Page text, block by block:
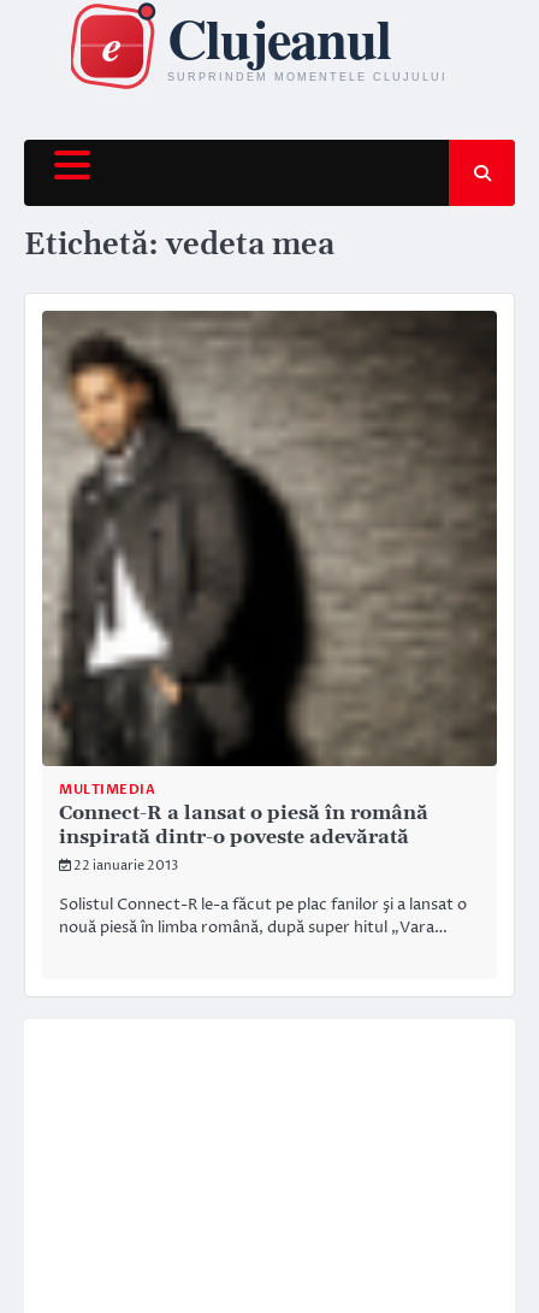
content
Etichetă:vedeta mea
MULTIMEDIA
Connect-R a lansat o piesă în română
inspirată dintr-o poveste adevărată
22 ianuarie 2013
Solistul Connect-R le-a făcut pe plac fanilor şi a lansat o
nouă piesă în limba română, după super hitul „Vara…